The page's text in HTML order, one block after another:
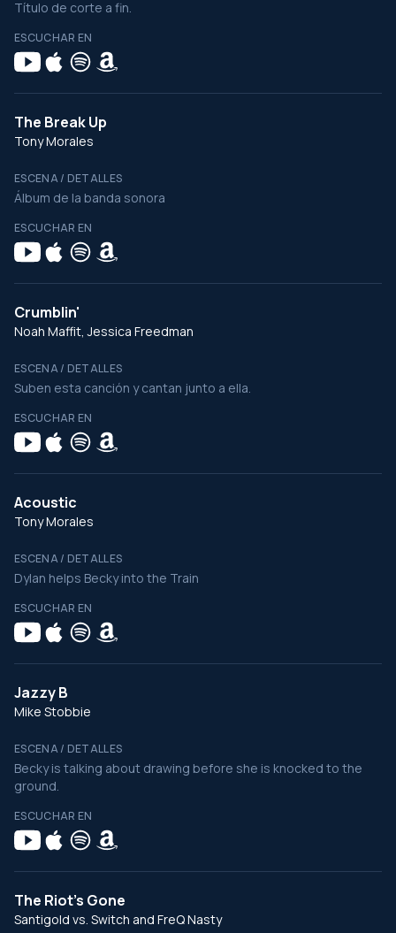
Título de corte a fin.
ESCUCHAR EN
The Break Up
Tony Morales
ESCENA / DETALLES
Álbum de la banda sonora
ESCUCHAR EN
Crumblin'
Noah Maffit, Jessica Freedman
ESCENA / DETALLES
Suben esta canción y cantan junto a ella.
ESCUCHAR EN
Acoustic
Tony Morales
ESCENA / DETALLES
Dylan helps Becky into the Train
ESCUCHAR EN
Jazzy B
Mike Stobbie
ESCENA / DETALLES
Becky is talking about drawing before she is knocked to the
ground.
ESCUCHAR EN
The Riot's Gone
Santigold vs. Switch and FreQ Nasty